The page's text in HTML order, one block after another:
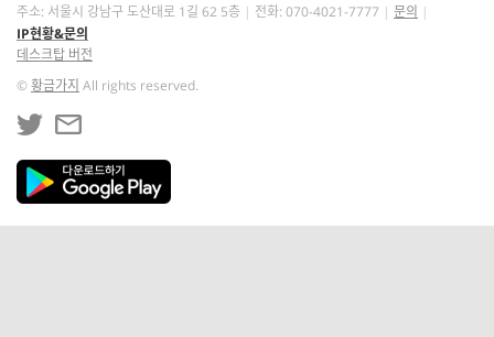
주소: 서울시 강남구 도산대로 1길 62 5층
전화: 070-4021-7777
문의
IP현황&문의
데스크탑 버전
©황금가지 All rights reserved.